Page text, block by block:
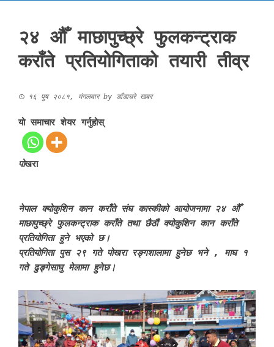
२४ औँ माछापुच्छ्रे फुलकन्ट्राक
कराँते प्रतियोगिताको तयारी तीव्र
१६ पुष २०८१, मंगलवारby डाँडाघरे खबर
यो समाचार शेयर गर्नुहोस्
पोखरा
नेपाल क्योकुशिन कान कराँते संघ कास्कीको आयोजनामा २४ औँ
माछापुच्छ्रे फुलकन्ट्राक कराँते तथा छैठौं क्योकुशिन कान कराँते
प्रतियोगिता हुने भएको छ।
प्रतियोगिता पुस २९ गते पोखरा रङ्गशालामा हुनेछ भने , माघ १
गते ढुङ्गेसाघु मेलामा हुनेछ।